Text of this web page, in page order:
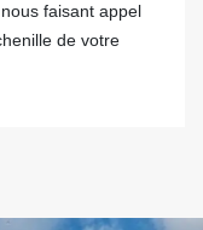
faisant appel
de votre